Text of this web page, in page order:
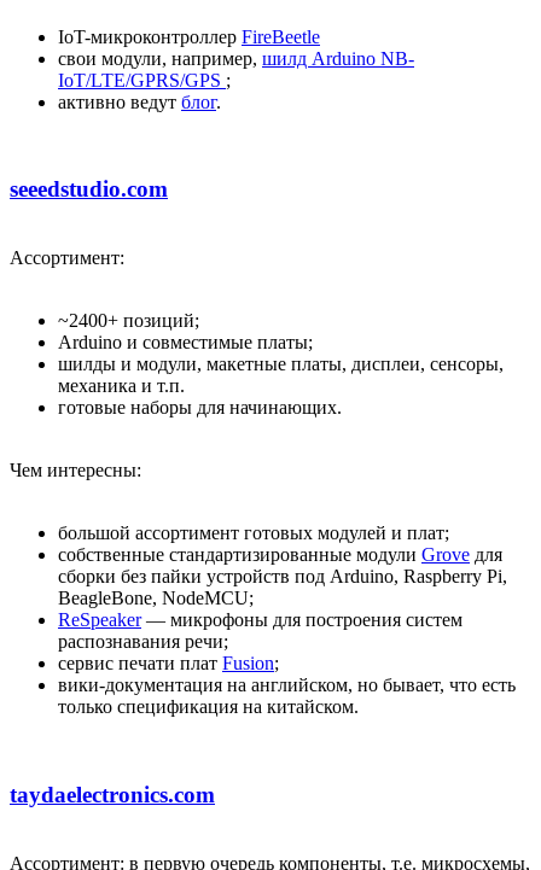
IoT-микроконтроллер FireBeetle
свои модули, например, шилд Arduino NB-
IoT/LTE/GPRS/GPS ;
активно ведут блог.
seeedstudio.com
Ассортимент:
~2400+ позиций;
Arduino и совместимые платы;
шилды и модули, макетные платы, дисплеи, сенсоры,
механика и т.п.
готовые наборы для начинающих.
Чем интересны:
большой ассортимент готовых модулей и плат;
собственные стандартизированные модули Grove для
сборки без пайки устройств под Arduino, Raspberry Pi,
BeagleBone, NodeMCU;
ReSpeaker— микрофоны для построения систем
распознавания речи;
сервис печати плат Fusion;
вики-документация на английском, но бывает, что есть
только спецификация на китайском.
taydaelectronics.com
Ассортимент: в первую очередь компоненты, т.е. микросхемы,